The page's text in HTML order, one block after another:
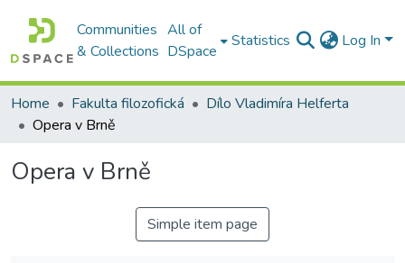
Communities
& Collections
All of
DSpace
Statistics Log In
Home Fakulta filozofická
Dílo Vladimíra Helferta
Opera v Brně
Opera v Brně
Simple item page